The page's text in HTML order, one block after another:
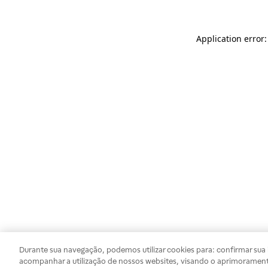
Application
Durante sua navegação, podemos utilizar cookies para: confirmar
acompanhar a utilização de nossos websites, visando o